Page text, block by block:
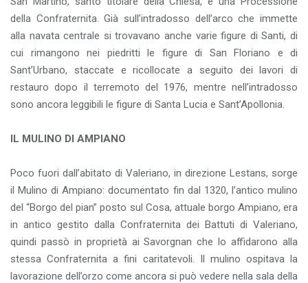
della Confraternita. Già sull’intradosso dell’arco che immette
alla navata centrale si trovavano anche varie figure di Santi, di
cui rimangono nei piedritti le figure di San Floriano e di
Sant’Urbano, staccate e ricollocate a seguito dei lavori di
restauro dopo il terremoto del 1976, mentre nell’intradosso
sono ancora leggibili le figure di Santa Lucia e Sant’Apollonia.
IL MULINO DI AMPIANO
Poco fuori dall’abitato di Valeriano, in direzione Lestans, sorge
il Mulino di Ampiano: documentato fin dal 1320, l’antico mulino
del “Borgo del pian” posto sul Cosa, attuale borgo Ampiano, era
in antico gestito dalla Confraternita dei Battuti di Valeriano,
quindi passò in proprietà ai Savorgnan che lo affidarono alla
stessa Confraternita a fini caritatevoli. Il mulino ospitava la
lavorazione dell’orzo come ancora si può vedere nella sala della